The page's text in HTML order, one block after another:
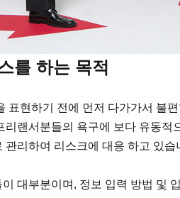
를 하는 목적
표현하기 전에 먼저 다가가서 불
리랜서분들의 욕구에 보다 유동
리하여 리스크에 대응 하고 있습
대부분이며, 정보 입력 방법 및